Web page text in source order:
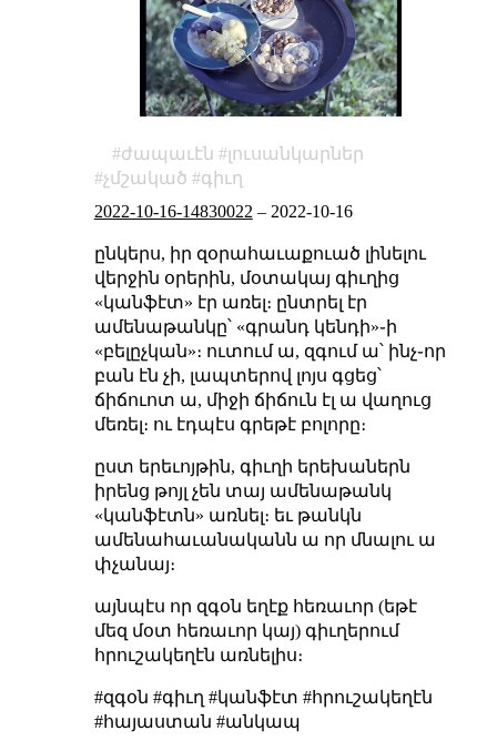
ժապաւէն
լուսանկարներ
չմշակած
գիւղ
2022-10-16-14830022 – 2022-10-16
ընկերս, իր զօրահաւաքուած լինելու
վերջին օրերին, մօտակայ գիւղից
«կանֆէտ» էր առել։ ընտրել էր
ամենաթանկը՝ «գրանդ կենդի»֊ի
«բելըչկան»։ ուտում ա, զգում ա՝ ինչ֊որ
բան էն չի, լապտերով լոյս գցեց՝
ճիճուոտ ա, միջի ճիճուն էլ ա վաղուց
մեռել։ ու էդպէս գրեթէ բոլորը։
ըստ երեւոյթին, գիւղի երեխաներն
իրենց թոյլ չեն տայ ամենաթանկ
«կանֆէտն» առնել։ եւ թանկն
ամենահաւանականն ա որ մնալու ա
փչանայ։
այնպէս որ զգօն եղէք հեռաւոր (եթէ
մեզ մօտ հեռաւոր կայ) գիւղերում
հրուշակեղէն առնելիս։
#զգօն #գիւղ #կանֆէտ #հրուշակեղէն
#հայաստան #անկապ